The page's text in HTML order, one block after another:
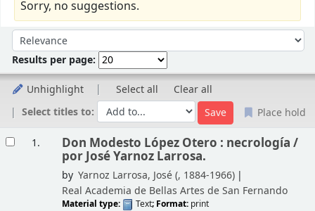
Sorry, no suggestions.
Sort by:
Results per page:
Unhighlight Select all
Clear all
Select titles to:
Place hold
1. Don Modesto López Otero : necrología /
por José Yarnoz Larrosa.
by Yarnoz Larrosa, José (, 1884-1966)
Real Academia de Bellas Artes de San Fernando
Material type: Text; Format: print